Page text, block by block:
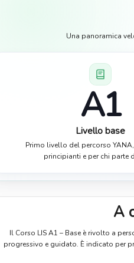
Una panoramica
A1
Livello base
Primo livello del percorso
principianti e per chi parte
A
Il Corso LIS A1 – Base è rivolto a
progressivo e guidato. È indicato per